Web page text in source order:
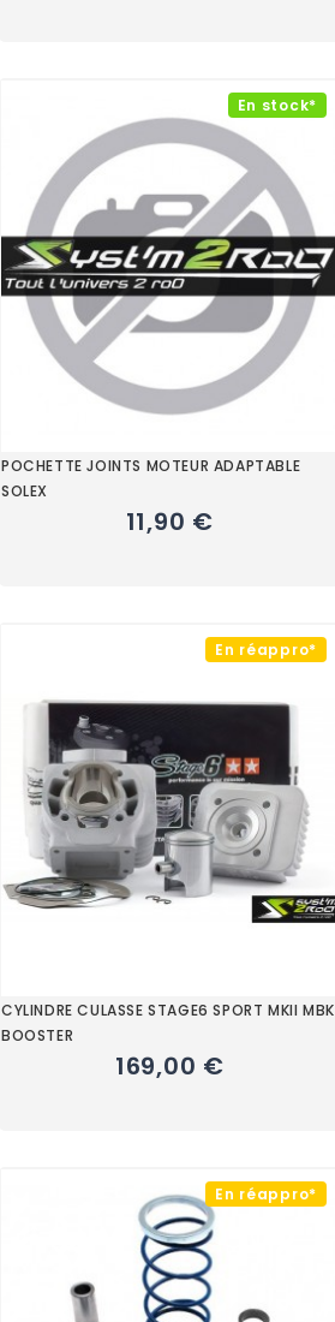
En stock*
POCHETTE JOINTS MOTEUR ADAPTABLE
SOLEX
11,90 €
En réappro*
CYLINDRE CULASSE STAGE6 SPORT MKII MBK
BOOSTER
169,00 €
En réappro*